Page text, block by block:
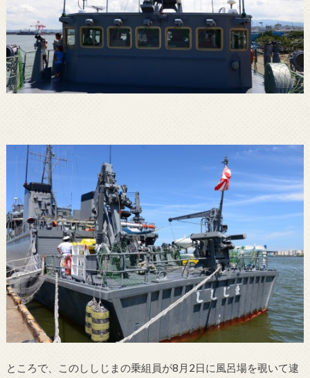
ところで、このししじまの乗組員が8月2日に風呂場を覗いて逮